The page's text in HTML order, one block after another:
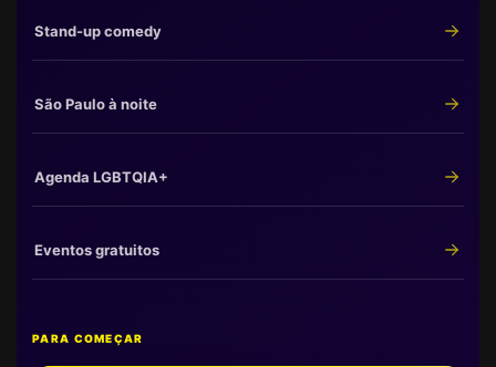
Stand-up comedy
São Paulo à noite
Agenda LGBTQIA+
Eventos gratuitos
PARA COMEÇAR